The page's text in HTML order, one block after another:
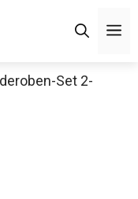
Set 2-